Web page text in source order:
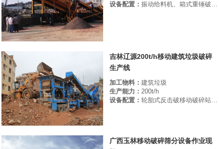
设备配置： 振动给料机、箱式重锤破碎机、振动筛
吉林辽源200t/h移动建筑垃圾破碎
生产线
加工物料： 建筑垃圾
生产能力： 200t/h
设备配置： 轮胎式反击破移动破碎站，轮胎式圆振动筛
广西玉林移动破碎筛分设备作业现